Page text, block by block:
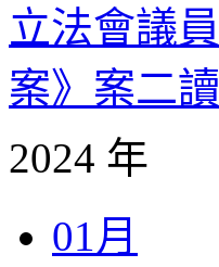
立法會議
案》案二
2024 年
01月